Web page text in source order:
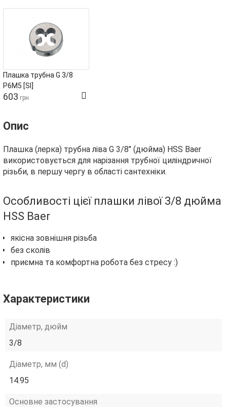
Плашка трубна G 3/8
Р6М5 [SI]
603 грн
Опис
Плашка (лерка) трубна ліва G 3/8" (дюйма) HSS Baer
використовується для нарізання трубної циліндричної
різьби, в першу чергу в області сантехніки.
Особливості цієї плашки лівої 3/8 дюйма
HSS Baer
якісна зовнішня різьба
без сколів
приємна та комфортна робота без стресу :)
Характеристики
Діаметр, дюйм
3/8
Діаметр, мм (d)
14.95
Основне застосування